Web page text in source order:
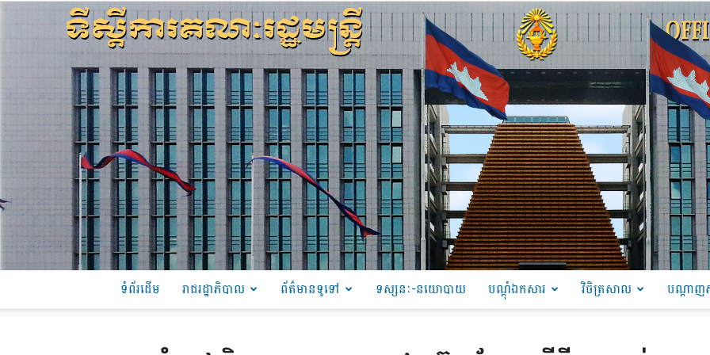
ទំព័រដើម រាជរដ្ឋាភិបាល ព័ត៌មានទូទៅ ទស្សនៈ-នយោបាយ បណ្ដុំឯកសារ វិចិត្រសាល បណ្តាញ